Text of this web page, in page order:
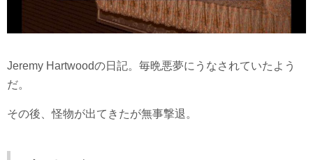
Jeremy Hartwoodの日記。毎晩悪夢にうなされていたよう
だ。
その後、怪物が出てきたが無事撃退。